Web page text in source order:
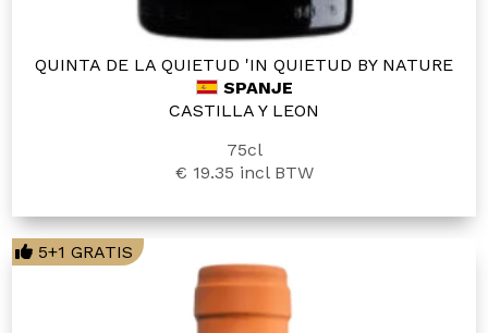
QUINTA DE LA QUIETUD 'IN QUIETUD BY NATURE
SPANJE
CASTILLA Y LEON
75cl
€ 19.35 incl BTW
5+1 GRATIS